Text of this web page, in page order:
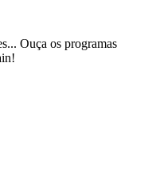
Ouça os programas